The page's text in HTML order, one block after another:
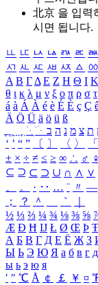
北京 을 입력
시면 됩니다.
ㅥ ㅦ ㅧ ㅨ ㅩ ㅪ ㅫ
ㅺ ㅻ ㅼ ㅽ ㅾ ㅿ ㆀ
Α Β ΓΔ Ε Ζ Η Θ Ι Κ
θ ι κ λ μ ν ξ ο π ρ σ τ
á à Á À é è É È ç Ç
Ä Ö Ü ä ö ü ß
ִֶֹ ֻּ ׁׂ ת צ מ נ ה ב
‘ ’ “ ” 〔 〕 〈 〉 「
± × ÷ ≠ ≤ ≥ ∞ ∴ ♂ ♀
⊆ ⊇ ⊂ ⊃ ∪ ∩ ∧ ∨
、
。 · ‥ … ¨ 〃 ―
；
？ ＾ ｀
½ ⅓ ⅔ ¼ ¾ ⅛ ⅜ ⅝
Æ Ð Ħ Ĳ Ł Ø Œ Þ Ŧ
А Б В Г Д Е Ё Ж З
Ы Ь Э Ю Я а б в г д
ы ь э ю я
′ ″ ℃ Å ￠ ￡ ￥ ¤